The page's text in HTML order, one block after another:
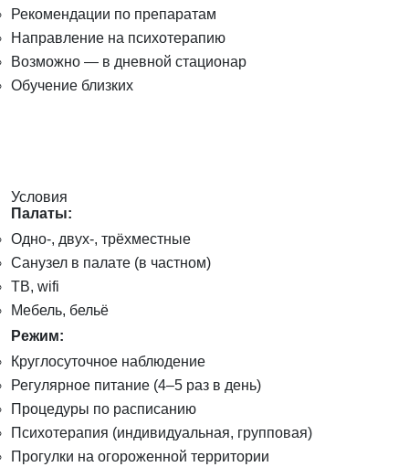
Рекомендации по препаратам
Направление на психотерапию
Возможно — в дневной стационар
Обучение близких
Условия
Палаты:
Одно-, двух-, трёхместные
Санузел в палате (в частном)
ТВ, wifi
Мебель, бельё
Режим:
Круглосуточное наблюдение
Регулярное питание (4–5 раз в день)
Процедуры по расписанию
Психотерапия (индивидуальная, групповая)
Прогулки на огороженной территории